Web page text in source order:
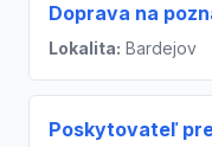
Doprava na
Lokalita: Bardejov
Poskytovateľ